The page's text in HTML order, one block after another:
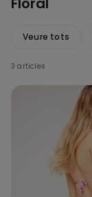
Veure tots
3 articles